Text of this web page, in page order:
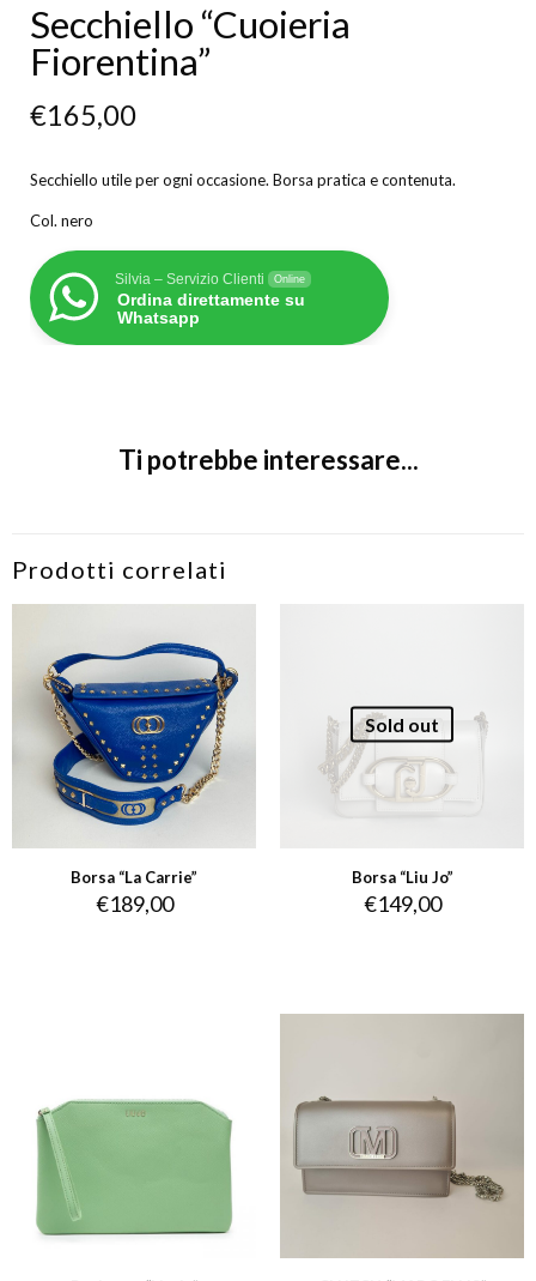
Secchiello “Cuoieria
Fiorentina”
€165,00
Secchiello utile per ogni occasione. Borsa pratica e contenuta.
Col. nero
Silvia – Servizio Clienti Online
Ordina direttamente su
Whatsapp
Ti potrebbe interessare...
Prodotti correlati
Borsa “La Carrie”
€189,00
Sold out
Borsa “Liu Jo”
€149,00